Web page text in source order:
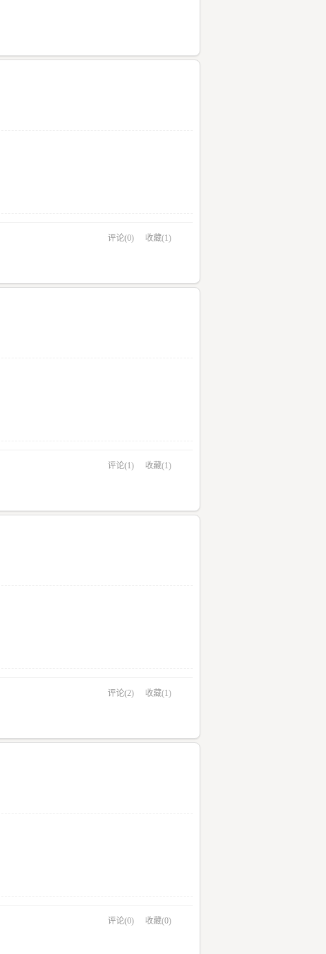
评论(0) 收藏(1)
评论(1) 收藏(1)
评论(2) 收藏(1)
评论(0) 收藏(0)